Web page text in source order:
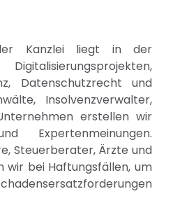
Kanzlei liegt in der
Datenschutzrecht und
Insolvenzverwalter,
erstellen wir
Expertenmeinungen.
Steuerberater, Ärzte und
bei Haftungsfällen, um